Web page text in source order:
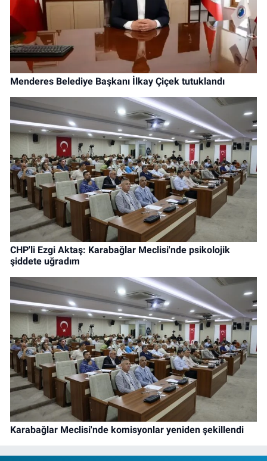
Menderes Belediye Başkanı İlkay Çiçek tutuklandı
CHP'li Ezgi Aktaş: Karabağlar Meclisi'nde psikolojik
şiddete uğradım
Karabağlar Meclisi'nde komisyonlar yeniden şekillendi